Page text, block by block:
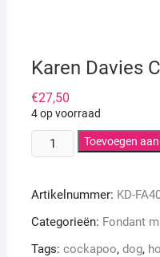
Karen Davies
€27,50
4 op voorraad
Karen
Davies
Mould
aantal
Toevoegen
Artikelnummer: KD-
Categorieën: Fondant
Tags: cockapoo, dog,